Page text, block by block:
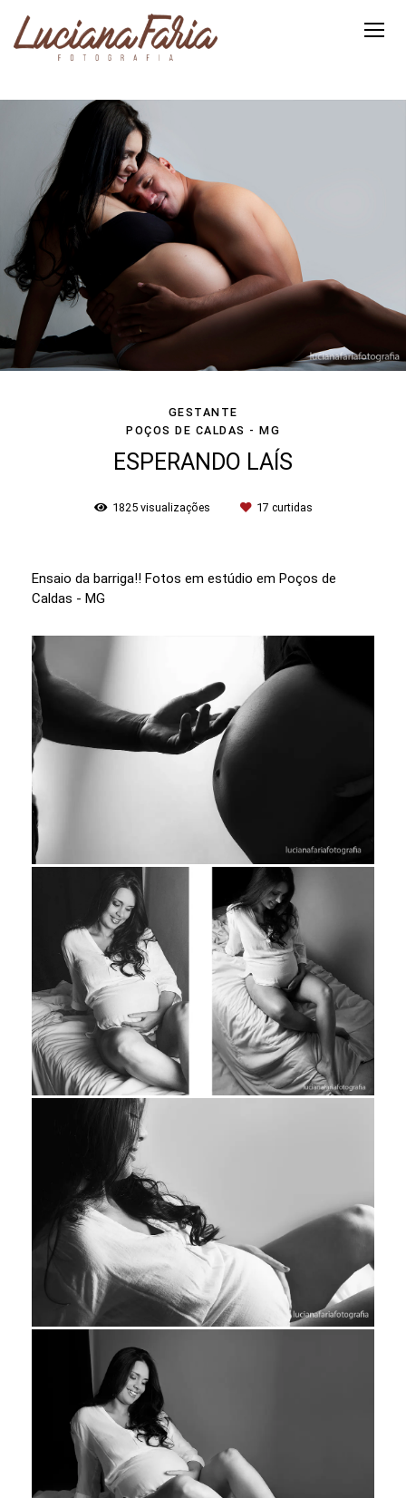
GESTANTE
POÇOS DE CALDAS - MG
ESPERANDO LAÍS
1825visualizações 17 curtidas
Ensaio da barriga!! Fotos em estúdio em Poços de
Caldas - MG